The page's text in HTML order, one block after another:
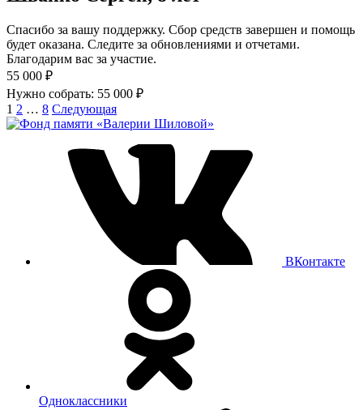
Спасибо за вашу поддержку. Сбор средств завершен и помощь
будет оказана. Следите за обновлениями и отчетами.
Благодарим вас за участие.
55 000 ₽
Нужно собрать: 55 000 ₽
Навигация
по
кампаниям
Страница
1 Страница
2 … Страница
8 СледующаяСтраница
ВКонтакте
Одноклассники